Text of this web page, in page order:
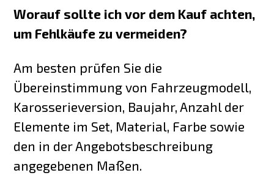
Worauf sollte ich vor dem Kauf achten,
um Fehlkäufe zu vermeiden?
Am besten prüfen Sie die
Übereinstimmung von Fahrzeugmodell,
Karosserieversion, Baujahr, Anzahl der
Elemente im Set, Material, Farbe sowie
den in der Angebotsbeschreibung
angegebenen Maßen.